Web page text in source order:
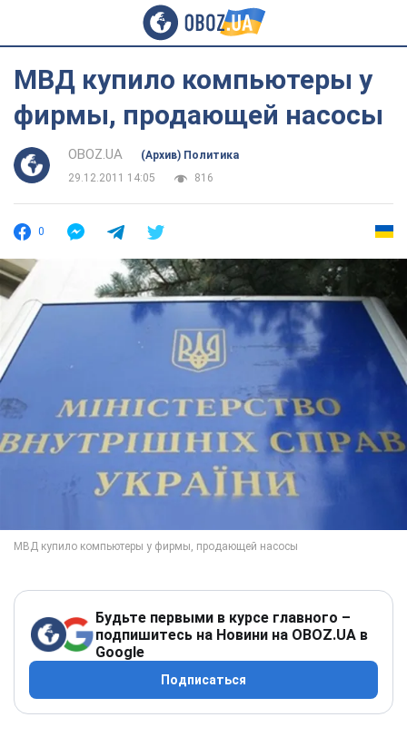
МВД купило компьютеры у
фирмы, продающей насосы
OBOZ.UA
(Архив) Политика
29.12.2011 14:05
816
0
Будьте первыми в курсе главного –
подпишитесь на Новини на OBOZ.UA в
Google
Подписаться